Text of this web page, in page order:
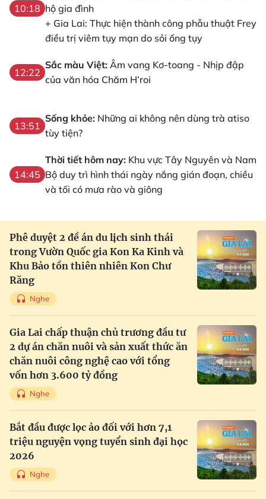
10:18 hộ gia đình
+ Gia Lai: Thực hiện thành công phẫu thuật Frey
điều trị viêm tụy mạn do sỏi ống tụy
12:22
Sắc màu Việt: Âm vang Kơ-toang - Nhịp đập
của văn hóa Chăm H’roi
13:51
Sống khỏe: Những ai không nên dùng trà atiso
tùy tiện?
14:45
Thời tiết hôm nay: Khu vực Tây Nguyên và Nam
Bộ duy trì hình thái ngày nắng gián đoạn, chiều
và tối có mưa rào và giông
Phê duyệt 2 đề án du lịch sinh thái
trong Vườn Quốc gia Kon Ka Kinh và
Khu Bảo tồn thiên nhiên Kon Chư
Răng
Nghe
Gia Lai chấp thuận chủ trương đầu tư
2 dự án chăn nuôi và sản xuất thức ăn
chăn nuôi công nghệ cao với tổng
vốn hơn 3.600 tỷ đồng
Nghe
Bắt đầu được lọc ảo đối với hơn 7,1
triệu nguyện vọng tuyển sinh đại học
2026
Nghe